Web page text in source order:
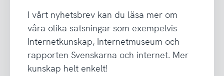
I vårt nyhetsbrev kan du läsa mer om
våra olika satsningar som exempelvis
Internetkunskap, Internetmuseum och
rapporten Svenskarna och internet. Mer
kunskap helt enkelt!